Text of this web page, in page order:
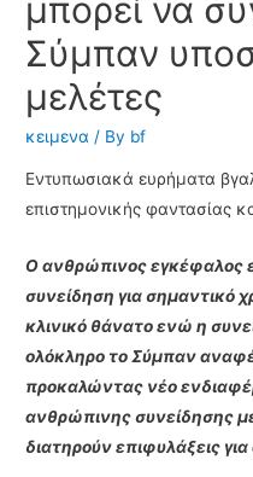
μπορεί να
Σύμπαν
μελέτες
κειμενα / By bf
Εντυπωσιακά ευρήματα
επιστημονικής φαντασίας
Ο ανθρώπινος εγκέφαλος
συνείδηση για σημαντικό
κλινικό θάνατο ενώ η
ολόκληρο το Σύμπαν
προκαλώντας νέο
ανθρώπινης συνείδησης
διατηρούν επιφυλάξεις